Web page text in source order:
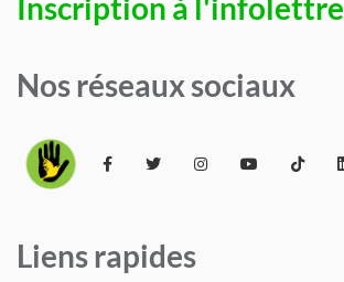
Inscription à l'infolettre
Nos réseaux sociaux
Liens rapides